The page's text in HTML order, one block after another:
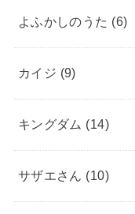
よふかしのうた (6)
カイジ (9)
キングダム (14)
サザエさん (10)